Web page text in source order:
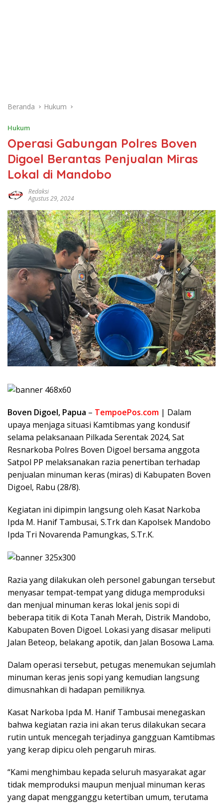
Beranda Hukum
Hukum
Operasi Gabungan Polres Boven
Digoel Berantas Penjualan Miras
Lokal di Mandobo
Redaksi
Agustus 29, 2024
Boven Digoel, Papua – TempoePos.com | Dalam
upaya menjaga situasi Kamtibmas yang kondusif
selama pelaksanaan Pilkada Serentak 2024, Sat
Resnarkoba Polres Boven Digoel bersama anggota
Satpol PP melaksanakan razia penertiban terhadap
penjualan minuman keras (miras) di Kabupaten Boven
Digoel, Rabu (28/8).
Kegiatan ini dipimpin langsung oleh Kasat Narkoba
Ipda M. Hanif Tambusai, S.Trk dan Kapolsek Mandobo
Ipda Tri Novarenda Pamungkas, S.Tr.K.
Razia yang dilakukan oleh personel gabungan tersebut
menyasar tempat-tempat yang diduga memproduksi
dan menjual minuman keras lokal jenis sopi di
beberapa titik di Kota Tanah Merah, Distrik Mandobo,
Kabupaten Boven Digoel. Lokasi yang disasar meliputi
Jalan Beteop, belakang apotik, dan Jalan Bosowa Lama.
Dalam operasi tersebut, petugas menemukan sejumlah
minuman keras jenis sopi yang kemudian langsung
dimusnahkan di hadapan pemiliknya.
Kasat Narkoba Ipda M. Hanif Tambusai menegaskan
bahwa kegiatan razia ini akan terus dilakukan secara
rutin untuk mencegah terjadinya gangguan Kamtibmas
yang kerap dipicu oleh pengaruh miras.
“Kami menghimbau kepada seluruh masyarakat agar
tidak memproduksi maupun menjual minuman keras
yang dapat mengganggu ketertiban umum, terutama